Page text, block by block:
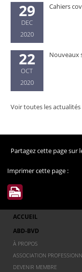
29
DEC
2020
Cahiers
22
OCT
2020
Nouveaux
Voir toutes les actualités
Partagez cette page sur
Imprimer cette page :
ACCUEIL
ABD-BVD
À PROPOS
ASSOCIATION
DEVENIR MEMBRE